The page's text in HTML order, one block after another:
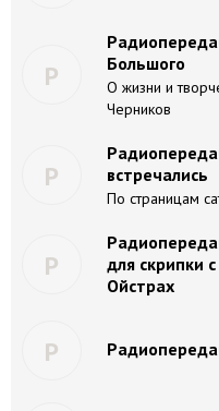
Р
Большого
О жизни и
Черников
Р
встречались
По страницам
Р
для скрипки
Ойстрах
Р